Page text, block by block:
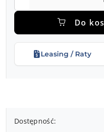
Do
Leasing / Raty
Dostępność
Dostępność: